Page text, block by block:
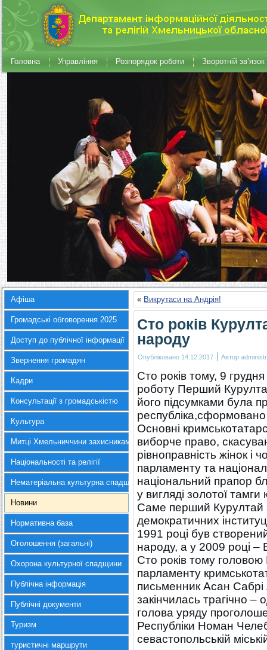
Головна Управління Розпорядок роботи Зворотній зв’язок
Афіша
Громадські обговорення 2025
Доступ до публічної інформації
Звернення громадян
Кадри
Консультації з громадськістю
Культура
Митці Хмельниччини захисникам України
Національності та релігії
Нематеріальна культурна спадщина
Новини
Нормативна база
Оголошення (загальні)
Охорона культурної спадщини
Публічна інформація
Публічні документи
Туризм
туристичні маршрути
« Викрутаси на Андрія!
Сто років
народу
Опубліковано 14.12.2017 | Автор
Сто років тому, 9
роботу Перший
його підсумками була
Основні
виборче право,
рівноправність жінок і
парламенту та
національний прапор
у вигляді золотої
Саме перший Курултай
демократичних
1991 році був
народу, а у 2009 році –
Сто років тому головою
парламенту
письменник Асан Сабрі
закінчилась трагічно –
голова уряду
Республіки Номан
севастопольській